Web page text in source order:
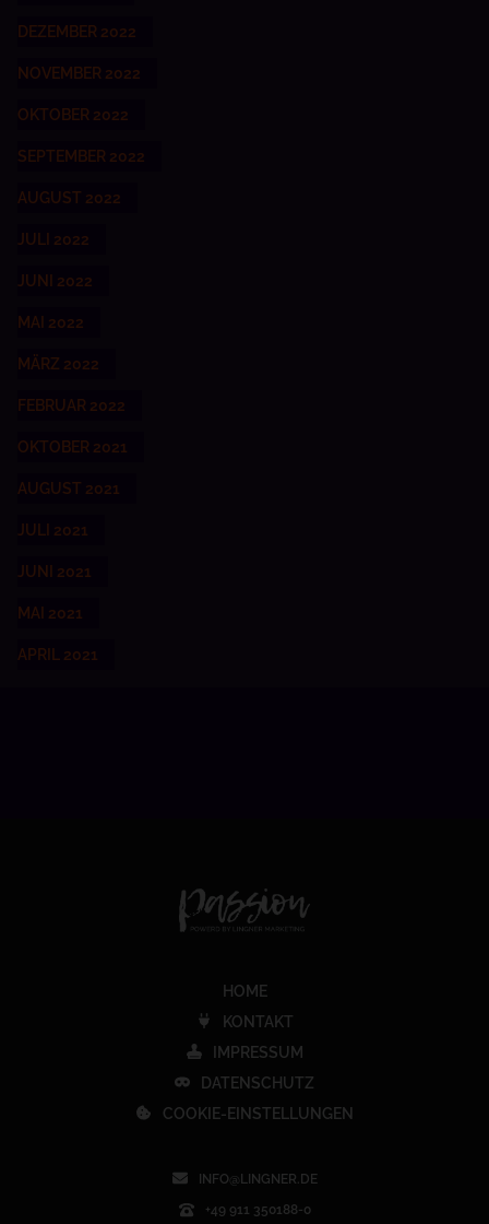
DEZEMBER 2022
NOVEMBER 2022
OKTOBER 2022
SEPTEMBER 2022
AUGUST 2022
JULI 2022
JUNI 2022
MAI 2022
MÄRZ 2022
FEBRUAR 2022
OKTOBER 2021
AUGUST 2021
JULI 2021
JUNI 2021
MAI 2021
APRIL 2021
HOME
KONTAKT
IMPRESSUM
DATENSCHUTZ
COOKIE-EINSTELLUNGEN
INFO@LINGNER.DE
+49 911 350188-0